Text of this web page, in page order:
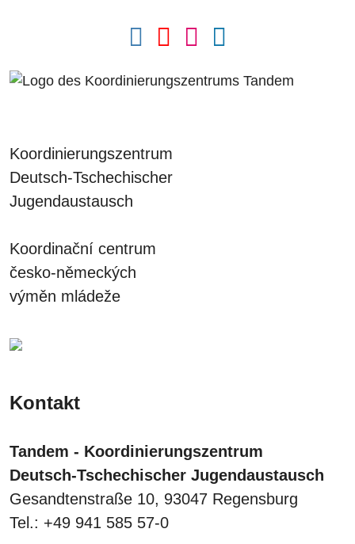
Koordinierungszentrum
Deutsch-Tschechischer
Jugendaustausch
Koordinační centrum
česko-německých
výměn mládeže
Kontakt
Tandem - Koordinierungszentrum
Deutsch-Tschechischer Jugendaustausch
Gesandtenstraße 10, 93047 Regensburg
Tel.: +49 941 585 57-0